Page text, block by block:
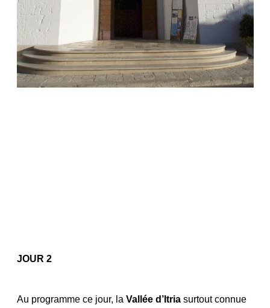
JOUR 2
Au programme ce jour, la Vallée d’Itriasurtout connue